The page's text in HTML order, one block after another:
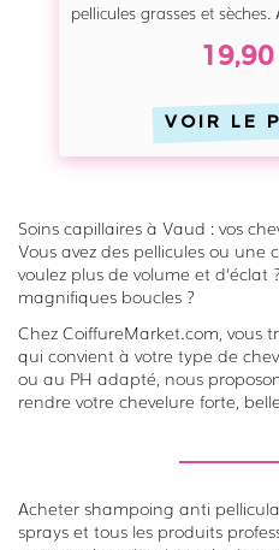
y
a
i
r
l
l
c
l
e
r
pellicules grasses et
VOIR LE
Soins capillaires à Vaud : vos
Vous avez des pellicules ou une
voulez plus de volume et d‘éclat
magnifiques boucles ?
Chez CoiffureMarket.com, vous
qui convient à votre type de
ou au PH adapté, nous
rendre votre chevelure forte,
Acheter shampoing anti
sprays et tous les produits